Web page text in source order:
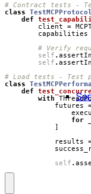
# Contract tests -
class
TestMCPProtocol
def
client
=
capabilities
# Verify
self .assertIn
self .assertIn
# Load tests - Test
class
def
with
futures
for
]
results
self .